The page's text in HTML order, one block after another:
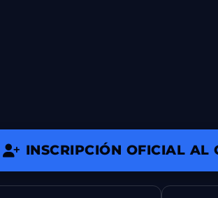
INSCRIPCIÓN OFICIAL AL